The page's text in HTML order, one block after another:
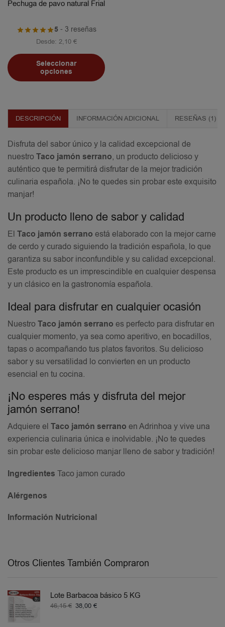
Pechuga de pavo natural Frial
5- 3 reseñas
Desde: 2,10 €
Seleccionar
opciones
DESCRIPCIÓN INFORMACIÓN ADICIONAL RESEÑAS (1)
Disfruta del sabor único y la calidad excepcional de
nuestro Taco jamón serrano, un producto delicioso y
auténtico que te permitirá disfrutar de la mejor tradición
culinaria española. ¡No te quedes sin probar este exquisito
manjar!
Un producto lleno de sabor y calidad
El Taco jamón serrano está elaborado con la mejor carne
de cerdo y curado siguiendo la tradición española, lo que
garantiza su sabor inconfundible y su calidad excepcional.
Este producto es un imprescindible en cualquier despensa
y un clásico en la gastronomía española.
Ideal para disfrutar en cualquier ocasión
Nuestro Taco jamón serrano es perfecto para disfrutar en
cualquier momento, ya sea como aperitivo, en bocadillos,
tapas o acompañando tus platos favoritos. Su delicioso
sabor y su versatilidad lo convierten en un producto
esencial en tu cocina.
¡No esperes más y disfruta del mejor
jamón serrano!
Adquiere el Taco jamón serrano en Adrinhoa y vive una
experiencia culinaria única e inolvidable. ¡No te quedes
sin probar este delicioso manjar lleno de sabor y tradición!
Ingredientes Taco jamon curado
Alérgenos
Información Nutricional
Otros Clientes También Compraron
Lote Barbacoa básico 5 KG
46,15€ 38,00 €